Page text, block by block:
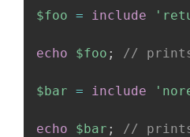
$foo = include
echo $foo ; // prints
$bar = include
echo $bar ; //